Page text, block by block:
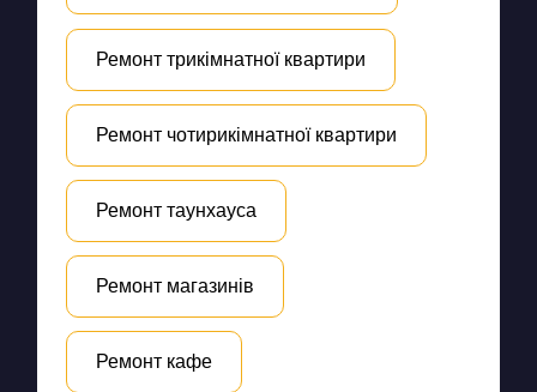
Ремонт трикімнатної квартири
Ремонт чотирикімнатної квартири
Ремонт таунхауса
Ремонт магазинів
Ремонт кафе